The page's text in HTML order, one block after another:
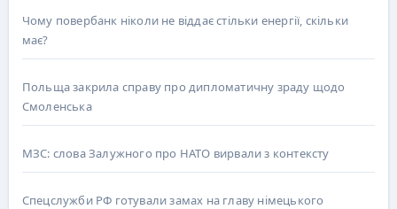
Чому повербанк ніколи не віддає стільки енергії, скільки
має?
Польща закрила справу про дипломатичну зраду щодо
Смоленська
МЗС: слова Залужного про НАТО вирвали з контексту
Спецслужби РФ готували замах на главу німецького